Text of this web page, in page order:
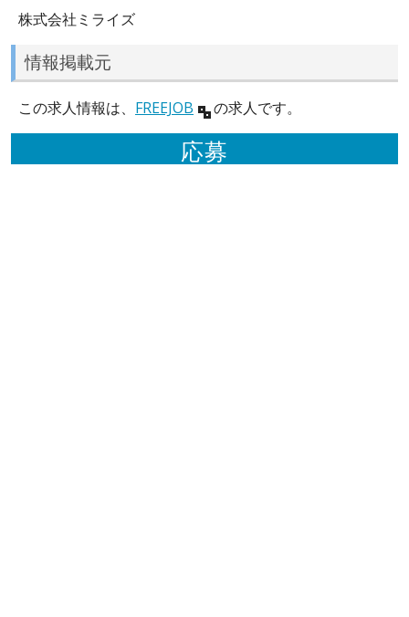
株式会社ミライズ
情報掲載元
この求人情報は、 FREEJOB の求人です。
応募